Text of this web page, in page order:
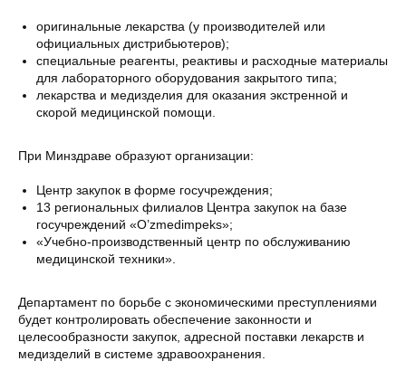
оригинальные лекарства (у производителей или
официальных дистрибьютеров);
специальные реагенты, реактивы и расходные материалы
для лабораторного оборудования закрытого типа;
лекарства и медизделия для оказания экстренной и
скорой медицинской помощи.
При Минздраве образуют организации:
Центр закупок в форме госучреждения;
13 региональных филиалов Центра закупок на базе
госучреждений «O’zmedimpeks»;
«Учебно-производственный центр по обслуживанию
медицинской техники».
Департамент по борьбе с экономическими преступлениями
будет контролировать обеспечение законности и
целесообразности закупок, адресной поставки лекарств и
медизделий в системе здравоохранения.